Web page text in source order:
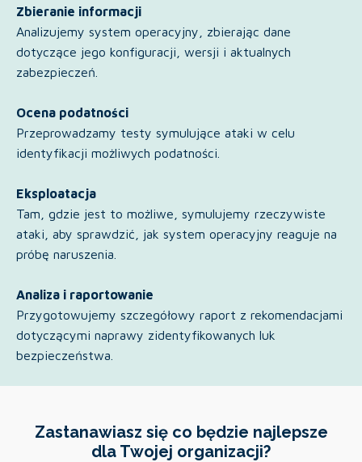
Zbieranie informacji
Analizujemy system operacyjny, zbierając dane
dotyczące jego konfiguracji, wersji i aktualnych
zabezpieczeń.
Ocena podatności
Przeprowadzamy testy symulujące ataki w celu
identyfikacji możliwych podatności.
Eksploatacja
Tam, gdzie jest to możliwe, symulujemy rzeczywiste
ataki, aby sprawdzić, jak system operacyjny reaguje na
próbę naruszenia.
Analiza i raportowanie
Przygotowujemy szczegółowy raport z rekomendacjami
dotyczącymi naprawy zidentyfikowanych luk
bezpieczeństwa.
Zastanawiasz się co będzie najlepsze
dla Twojej organizacji?